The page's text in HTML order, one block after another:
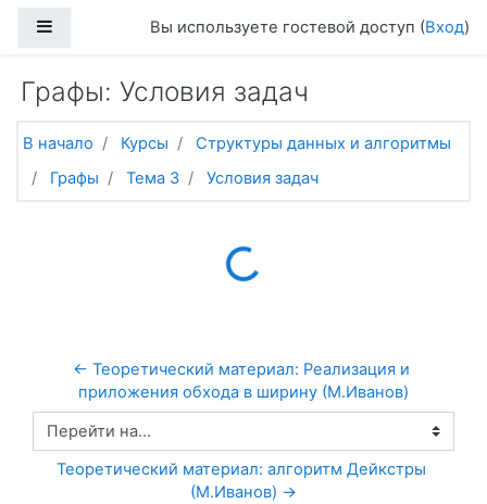
Боковая панельВы используете гостевой доступ (Вход)
Графы: Условия задач
В начало Курсы
Структуры данных и алгоритмы
Графы
Тема 3 Условия задач
Loading...
← Теоретический материал: Реализация и
приложения обхода в ширину (М.Иванов)
Перейти на...
Теоретический материал: алгоритм Дейкстры
(М.Иванов) →